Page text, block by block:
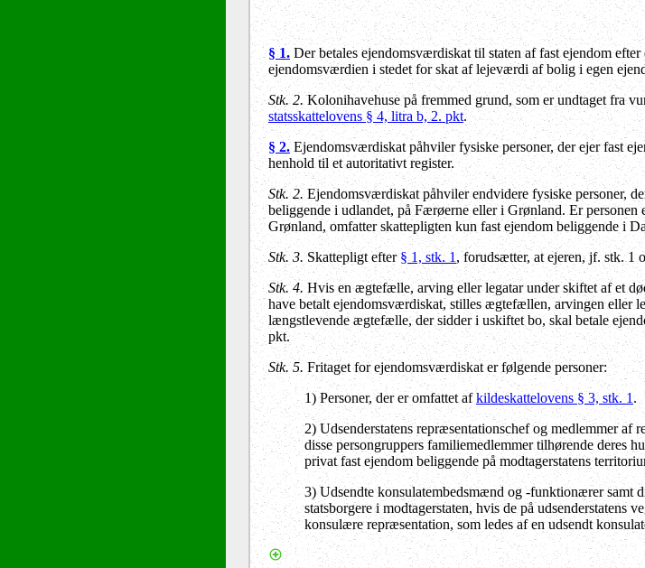
§ 1. Der betales ejendomsværdiskat til staten af fast ejendom
ejendomsværdien i stedet for skat af lejeværdi af bolig i egen
Stk. 2.Kolonihavehuse på fremmed grund, som er undtaget fra
statsskattelovens § 4, litra b, 2. pkt.
§ 2.Ejendomsværdiskat påhviler fysiske personer, der ejer fast
henhold til et autoritativt register.
Stk. 2.Ejendomsværdiskat påhviler endvidere fysiske personer,
beliggende i udlandet, på Færøerne eller i Grønland. Er
Grønland, omfatter skattepligten kun fast ejendom beliggende i
Stk. 3.Skattepligt efter§ 1, stk. 1, forudsætter, at ejeren, jf. stk. 1
Stk. 4. Hvis en ægtefælle, arving eller legatar under skiftet af et
have betalt ejendomsværdiskat, stilles ægtefællen, arvingen eller
længstlevende ægtefælle, der sidder i uskiftet bo, skal betale
pkt.
Stk. 5. Fritaget for ejendomsværdiskat er følgende personer:
1) Personer, der er omfattet afkildeskattelovens § 3, stk. 1 .
2) Udsenderstatens repræsentationschef og medlemmer af
disse persongruppers familiemedlemmer tilhørende deres
privat fast ejendom beliggende på modtagerstatens
3) Udsendte konsulatembedsmænd og -funktionærer samt
statsborgere i modtagerstaten, hvis de på udsenderstatens
konsulære repræsentation, som ledes af en udsendt